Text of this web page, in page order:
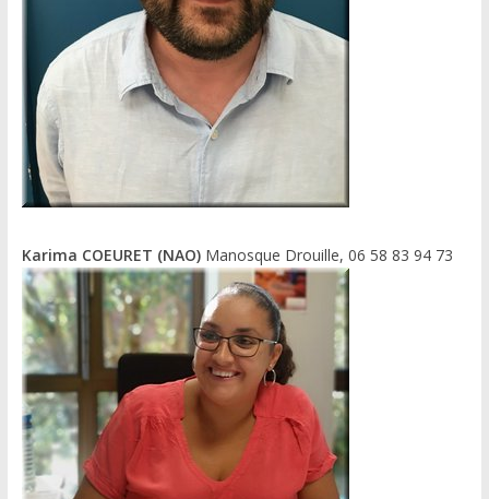
Karima COEURET (NAO)Manosque Drouille, 06 58 83 94 73